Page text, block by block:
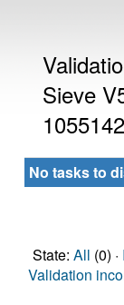
Sieve
1055142
No tasks to
State: All (0) ·
Validation